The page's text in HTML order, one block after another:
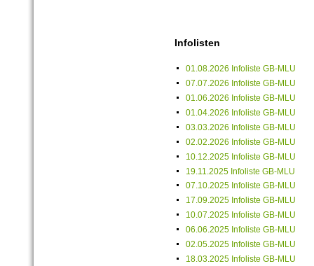
Infolisten
01.08.2026 Infoliste GB-MLU
07.07.2026 Infoliste GB-MLU
01.06.2026 Infoliste GB-MLU
01.04.2026 Infoliste GB-MLU
03.03.2026 Infoliste GB-MLU
02.02.2026 Infoliste GB-MLU
10.12.2025 Infoliste GB-MLU
19.11.2025 Infoliste GB-MLU
07.10.2025 Infoliste GB-MLU
17.09.2025 Infoliste GB-MLU
10.07.2025 Infoliste GB-MLU
06.06.2025 Infoliste GB-MLU
02.05.2025 Infoliste GB-MLU
18.03.2025 Infoliste GB-MLU